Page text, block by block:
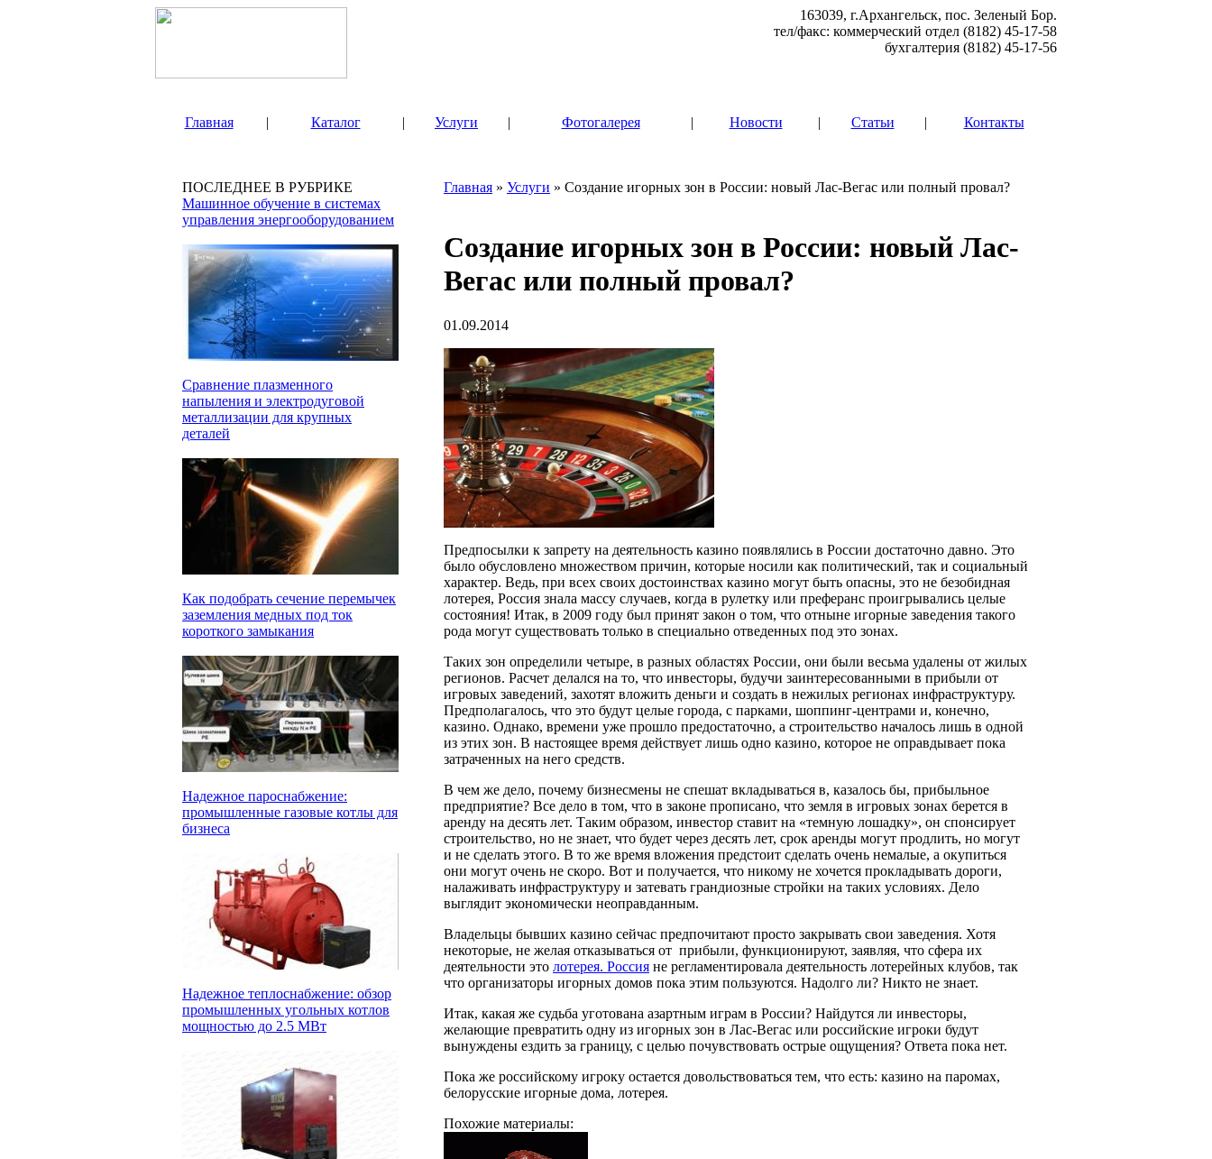
163039, г.Архангельск, пос. Зеленый Бор.
тел/факс: коммерческий отдел (8182) 45-17-58
бухгалтерия (8182) 45-17-56
Главная | Каталог | Услуги | Фотогалерея | Новости | Статьи | Контакты
ПОСЛЕДНЕЕ В РУБРИКЕ
Машинное обучение в системах
управления энергооборудованием
Сравнение плазменного
напыления и электродуговой
металлизации для крупных
деталей
Как подобрать сечение перемычек
заземления медных под ток
короткого замыкания
Надежное пароснабжение:
промышленные газовые котлы для
бизнеса
Надежное теплоснабжение: обзор
промышленных угольных котлов
мощностью до 2.5 МВт
Главная » Услуги » Создание игорных зон в России: новый Лас-Вегас или полный провал?
Создание игорных зон в России: новый Лас-
Вегас или полный провал?
01.09.2014
Предпосылки к запрету на деятельность казино появлялись в России достаточно давно. Это
было обусловлено множеством причин, которые носили как политический, так и социальный
характер. Ведь, при всех своих достоинствах казино могут быть опасны, это не безобидная
лотерея, Россия знала массу случаев, когда в рулетку или преферанс проигрывались целые
состояния! Итак, в 2009 году был принят закон о том, что отныне игорные заведения такого
рода могут существовать только в специально отведенных под это зонах.
Таких зон определили четыре, в разных областях России, они были весьма удалены от жилых
регионов. Расчет делался на то, что инвесторы, будучи заинтересованными в прибыли от
игровых заведений, захотят вложить деньги и создать в нежилых регионах инфраструктуру.
Предполагалось, что это будут целые города, с парками, шоппинг-центрами и, конечно,
казино. Однако, времени уже прошло предостаточно, а строительство началось лишь в одной
из этих зон. В настоящее время действует лишь одно казино, которое не оправдывает пока
затраченных на него средств.
В чем же дело, почему бизнесмены не спешат вкладываться в, казалось бы, прибыльное
предприятие? Все дело в том, что в законе прописано, что земля в игровых зонах берется в
аренду на десять лет. Таким образом, инвестор ставит на «темную лошадку», он спонсирует
строительство, но не знает, что будет через десять лет, срок аренды могут продлить, но могут
и не сделать этого. В то же время вложения предстоит сделать очень немалые, а окупиться
они могут очень не скоро. Вот и получается, что никому не хочется прокладывать дороги,
налаживать инфраструктуру и затевать грандиозные стройки на таких условиях. Дело
выглядит экономически неоправданным.
Владельцы бывших казино сейчас предпочитают просто закрывать свои заведения. Хотя
некоторые, не желая отказываться от прибыли, функционируют, заявляя, что сфера их
деятельности это лотерея. Россия не регламентировала деятельность лотерейных клубов, так
что организаторы игорных домов пока этим пользуются. Надолго ли? Никто не знает.
Итак, какая же судьба уготована азартным играм в России? Найдутся ли инвесторы,
желающие превратить одну из игорных зон в Лас-Вегас или российские игроки будут
вынуждены ездить за границу, с целью почувствовать острые ощущения? Ответа пока нет.
Пока же российскому игроку остается довольствоваться тем, что есть: казино на паромах,
белорусские игорные дома, лотерея.
Похожие материалы: